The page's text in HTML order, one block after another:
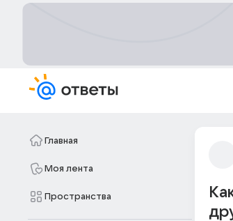
Главная
Моя лента
Пространства